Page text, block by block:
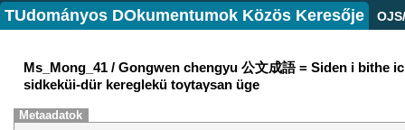
TUdományos DOkumentumok Közös Keresője
Ms_Mong_41 / Gongwen chengyu 公文成語 = Siden i bithe
sidkeküi-dür kereglekü toγtaγsan üge
Metaadatok